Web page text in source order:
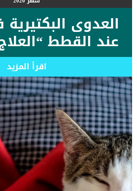
العدوى
عند القطط
اقرأ المزيد